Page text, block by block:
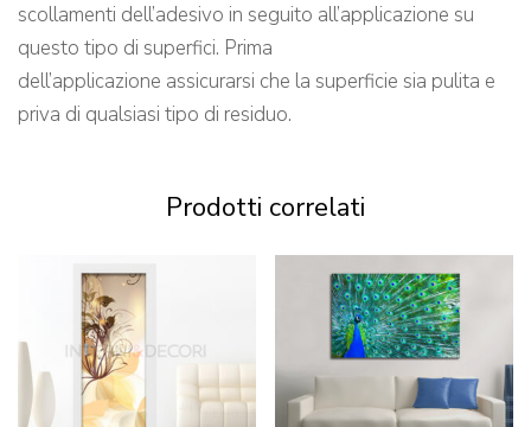
scollamenti dell’adesivo in seguito all’applicazione su
questo tipo di superfici. Prima
dell’applicazione assicurarsi che la superficie sia pulita e
priva di qualsiasi tipo di residuo.
Prodotti correlati